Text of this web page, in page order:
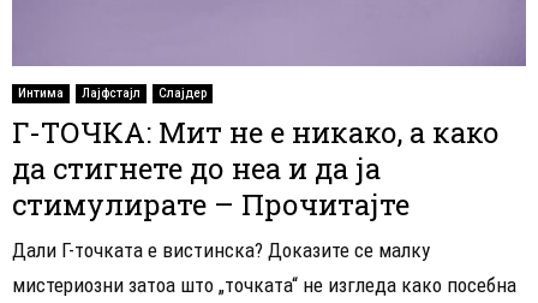
Интима Лајфстајл Слајдер
Г-ТОЧКА: Мит не е никако, а како
да стигнете до неа и да ја
стимулирате – Прочитајте
Дали Г-точката е вистинска? Доказите се малку
мистериозни затоа што „точката“ не изгледа како посебна